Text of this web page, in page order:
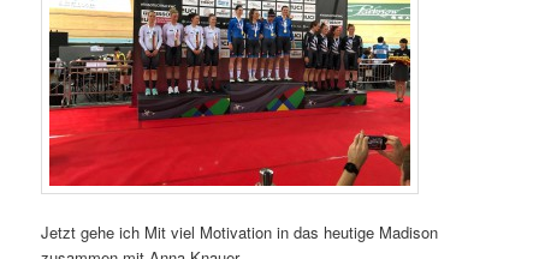
Jetzt gehe ich Mit viel Motivation in das heutige Madison